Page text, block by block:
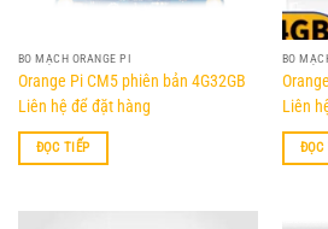
BO MẠCH ORANGE PI
Orange Pi CM5 phiên bản 4G32GB
Liên hệ để đặt hàng
ĐỌC TIẾP
BO
Liên
ĐỌC